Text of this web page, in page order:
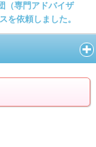
（専門アドバイザ
を依頼しました。